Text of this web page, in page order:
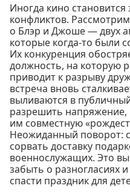
Иногда кино
конфликтов.
о Блэр и Джоше — двух
которые когда-то были
Их конкуренция
должность, на которую
приводит к разрыву
встреча вновь
выливаются в
разрешить
им совместную
Неожиданный поворот:
сорвать доставку
военнослужащих. Это
забыть о разногласиях
спасти праздник для